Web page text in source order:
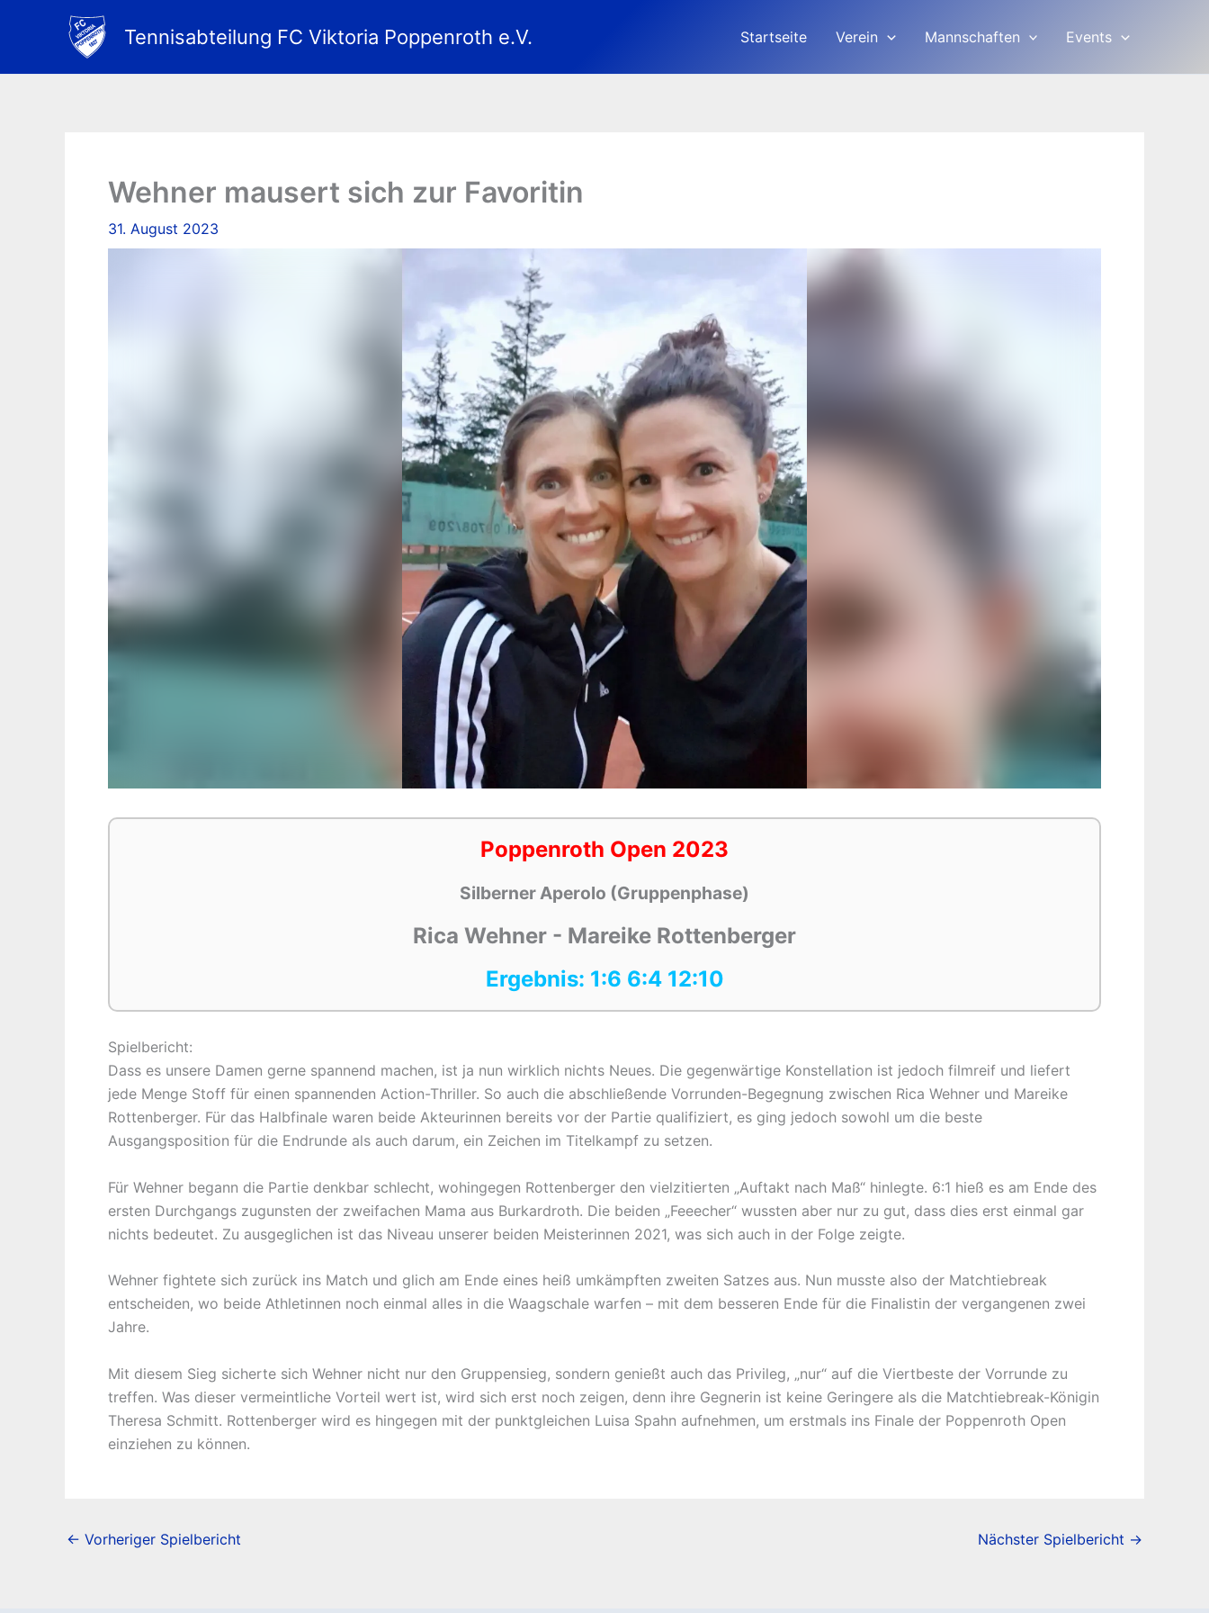
Tennisabteilung FC Viktoria Poppenroth e.V. Startseite Verein Mannschaften Events
Wehner mausert sich zur Favoritin
31. August 2023
Poppenroth Open 2023
Silberner Aperolo (Gruppenphase)
Rica Wehner - Mareike Rottenberger
Ergebnis: 1:6 6:4 12:10
Spielbericht:
Dass es unsere Damen gerne spannend machen, ist ja nun wirklich nichts Neues. Die gegenwärtige Konstellation ist jedoch filmreif und liefert
jede Menge Stoff für einen spannenden Action-Thriller. So auch die abschließende Vorrunden-Begegnung zwischen Rica Wehner und Mareike
Rottenberger. Für das Halbfinale waren beide Akteurinnen bereits vor der Partie qualifiziert, es ging jedoch sowohl um die beste
Ausgangsposition für die Endrunde als auch darum, ein Zeichen im Titelkampf zu setzen.
Für Wehner begann die Partie denkbar schlecht, wohingegen Rottenberger den vielzitierten „Auftakt nach Maß“ hinlegte. 6:1 hieß es am Ende des
ersten Durchgangs zugunsten der zweifachen Mama aus Burkardroth. Die beiden „Feeecher“ wussten aber nur zu gut, dass dies erst einmal gar
nichts bedeutet. Zu ausgeglichen ist das Niveau unserer beiden Meisterinnen 2021, was sich auch in der Folge zeigte.
Wehner fightete sich zurück ins Match und glich am Ende eines heiß umkämpften zweiten Satzes aus. Nun musste also der Matchtiebreak
entscheiden, wo beide Athletinnen noch einmal alles in die Waagschale warfen – mit dem besseren Ende für die Finalistin der vergangenen zwei
Jahre.
Mit diesem Sieg sicherte sich Wehner nicht nur den Gruppensieg, sondern genießt auch das Privileg, „nur“ auf die Viertbeste der Vorrunde zu
treffen. Was dieser vermeintliche Vorteil wert ist, wird sich erst noch zeigen, denn ihre Gegnerin ist keine Geringere als die Matchtiebreak-Königin
Theresa Schmitt. Rottenberger wird es hingegen mit der punktgleichen Luisa Spahn aufnehmen, um erstmals ins Finale der Poppenroth Open
einziehen zu können.
← Vorheriger Spielbericht Nächster Spielbericht →